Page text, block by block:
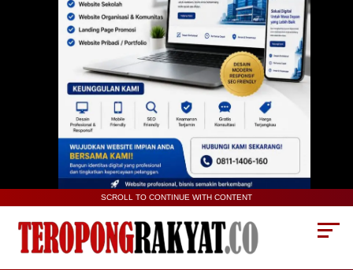
SCROLL TO CONTINUE WITH CONTENT